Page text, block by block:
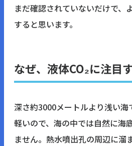
まだ確認されていないだけで、
すると思います。
なぜ、液体CO₂に注目
深さ約3000メートルより浅い海
軽いので、海の中では自然に海
ません。熱水噴出孔の周辺に溜